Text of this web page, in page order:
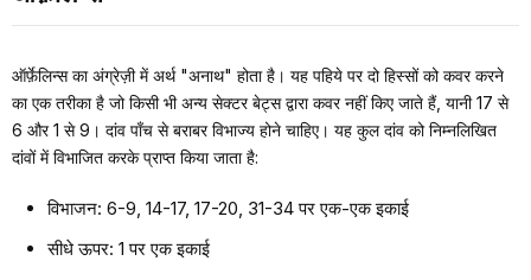
ऑर्फ़ेलिन्स का अंग्रेज़ी में अर्थ "अनाथ" होता है। यह पहिये पर दो हिस्सों को कवर करने
का एक तरीका है जो किसी भी अन्य सेक्टर बेट्स द्वारा कवर नहीं किए जाते हैं, यानी 17 से
6 और 1 से 9। दांव पाँच से बराबर विभाज्य होने चाहिए। यह कुल दांव को निम्नलिखित
दांवों में विभाजित करके प्राप्त किया जाता है:
विभाजन: 6-9, 14-17, 17-20, 31-34 पर एक-एक इकाई
सीधे ऊपर: 1 पर एक इकाई